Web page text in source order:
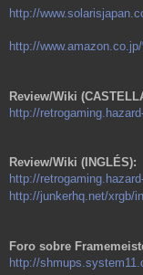
http://
http://
Review/Wiki
http://
Review/Wiki (INGLÉS):
http://
http://junkerhq.net/xrgb/
Foro sobre
http://